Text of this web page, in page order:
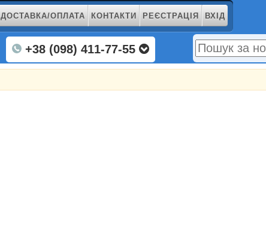
ДОСТАВКА/ОПЛАТА КОНТАКТИ РЕЄСТРАЦІЯ ВХІД
+38 (098) 411-77-55